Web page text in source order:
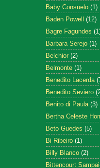
Baby Consuelo (1)
Baden Powell (12)
Bagre Fagundes
Barbara Serejo (1)
Belchior (2)
Belmonte (1)
Benedito Lacerda
Benedito Seviero
Benito di Paula (3)
Bertha Celeste
Beto Guedes (5)
Bi Ribeiro (1)
Billy Blanco (2)
Bittencourt